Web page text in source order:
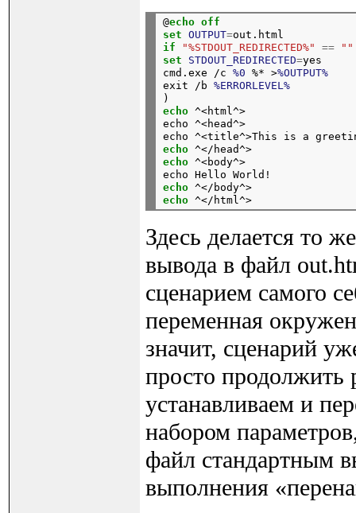
@echo off
set
OUTPUT=
if
"%STDOUT_REDIRECTED%" ==
""
set
STDOUT_REDIRECTED=yes
cmd.exe /c %0 %* >%OUTPUT%
exit /b %ERRORLEVEL%
echo ^<html^>
echo ^<head^>
echo
echo ^<body^>
echo
echo
Здесь делается то
вывода в файл
сценарием самого
переменная
значит, сценарий
просто продолжить
устанавливаем и
набором
файл стандартным
выполнения